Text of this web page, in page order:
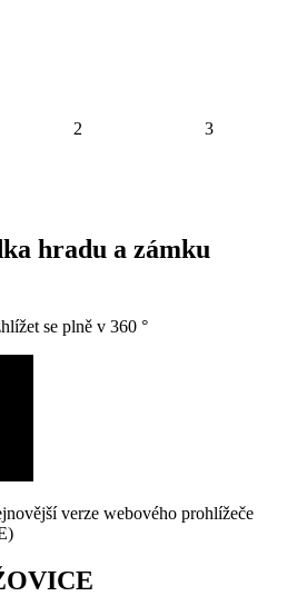
2 3
hradu a zámku
se plně v 360 °
verze webového prohlížeče